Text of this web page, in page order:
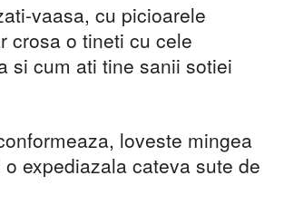
vaasa, cu picioarele
crosa o tineti cu cele
si cum ati tine sanii sotiei
loveste mingea
expediazala cateva sute de